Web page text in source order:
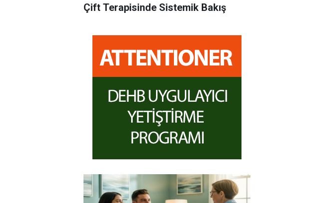
Çift Terapisinde Sistemik Bakış